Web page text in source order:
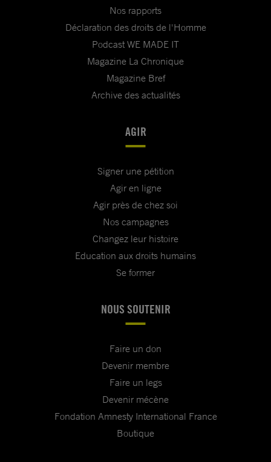
Nos rapports
Déclaration des droits de l'Homme
Podcast WE MADE IT
Magazine La Chronique
Magazine Bref
Archive des actualités
AGIR
Signer une pétition
Agir en ligne
Agir près de chez soi
Nos campagnes
Changez leur histoire
Education aux droits humains
Se former
NOUS SOUTENIR
Faire un don
Devenir membre
Faire un legs
Devenir mécène
Fondation Amnesty International France
Boutique